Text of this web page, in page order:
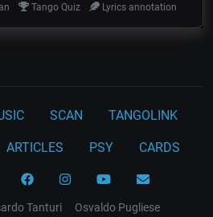
Tango Quiz Lyrics annotation
SCAN TANGOLINK
ARTICLES PSY CARDS
Tanturi Osvaldo Pugliese